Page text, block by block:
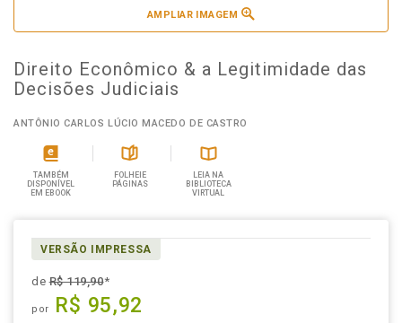
AMPLIAR IMAGEM
Direito Econômico & a Legitimidade das
Decisões Judiciais
ANTÔNIO CARLOS LÚCIO MACEDO DE CASTRO
TAMBÉM
DISPONÍVEL
EM EBOOK
FOLHEIE
PÁGINAS
LEIA NA
BIBLIOTECA
VIRTUAL
VERSÃO IMPRESSA
deR$ 119,90*
por R$ 95,92